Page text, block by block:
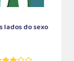
lados do sexo